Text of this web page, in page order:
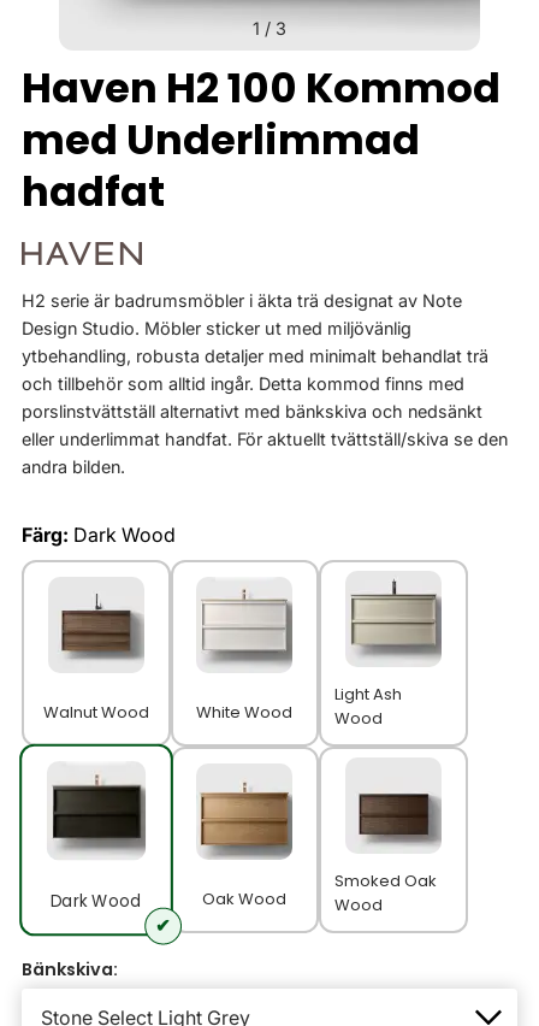
1 / 3
Haven H2 100 Kommod
med Underlimmad
hadfat
H2 serie är badrumsmöbler i äkta trä designat av Note
Design Studio. Möbler sticker ut med miljövänlig
ytbehandling, robusta detaljer med minimalt behandlat trä
och tillbehör som alltid ingår. Detta kommod finns med
porslinstvättställ alternativt med bänkskiva och nedsänkt
eller underlimmat handfat. För aktuellt tvättställ/skiva se den
andra bilden.
Färg: Dark Wood
Walnut Wood White Wood
Light Ash
Wood
Dark Wood Oak Wood
Smoked Oak
Wood
Bänkskiva: